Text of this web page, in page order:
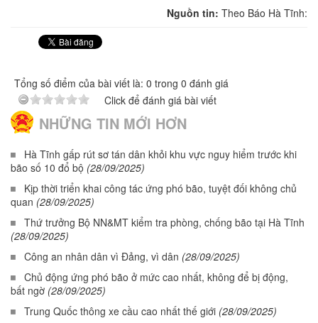
Nguồn tin: Theo Báo Hà Tĩnh:
Tổng số điểm của bài viết là: 0 trong 0 đánh giá
Click để đánh giá bài viết
NHỮNG TIN MỚI HƠN
Hà Tĩnh gấp rút sơ tán dân khỏi khu vực nguy hiểm trước khi
bão số 10 đổ bộ (28/09/2025)
Kịp thời triển khai công tác ứng phó bão, tuyệt đối không chủ
quan (28/09/2025)
Thứ trưởng Bộ NN&MT kiểm tra phòng, chống bão tại Hà Tĩnh
(28/09/2025)
Công an nhân dân vì Đảng, vì dân (28/09/2025)
Chủ động ứng phó bão ở mức cao nhất, không để bị động,
bất ngờ (28/09/2025)
Trung Quốc thông xe cầu cao nhất thế giới (28/09/2025)